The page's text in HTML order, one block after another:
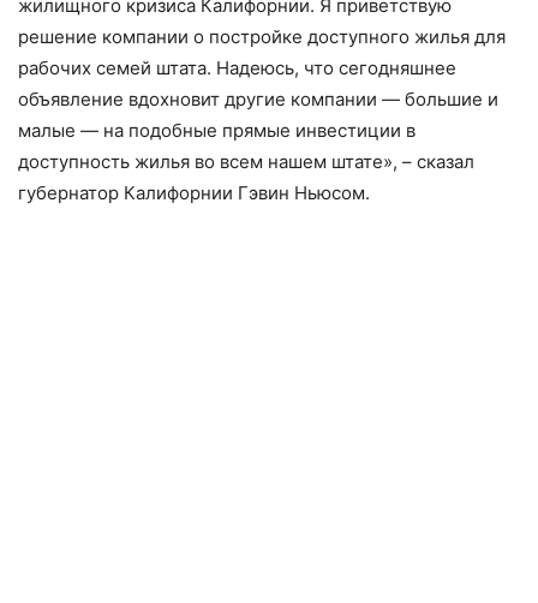
жилищного кризиса Калифорнии. Я приветствую
решение компании о постройке доступного жилья для
рабочих семей штата. Надеюсь, что сегодняшнее
объявление вдохновит другие компании — большие и
малые — на подобные прямые инвестиции в
доступность жилья во всем нашем штате», – сказал
губернатор Калифорнии Гэвин Ньюсом.